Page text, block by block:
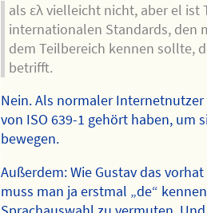
als ελ vielleicht nicht, aber el ist
internationalen Standards, den
dem Teilbereich kennen sollte,
betrifft.
Nein. Als normaler
von ISO 639-1 gehört haben, um
bewegen.
Außerdem: Wie Gustav das
muss man ja erstmal „de“